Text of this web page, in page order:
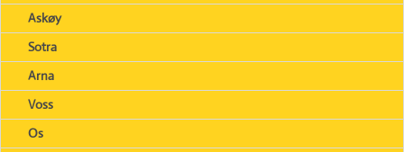
Askøy
Sotra
Arna
Voss
Os